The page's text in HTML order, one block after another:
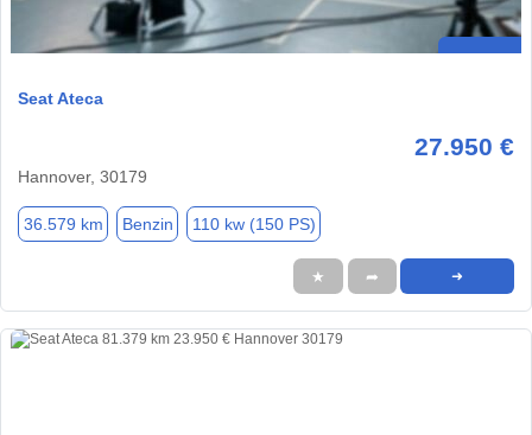
Seat Ateca
27.950 €
Hannover, 30179
36.579 km Benzin 110 kw (150 PS)
★ ➦ ➜